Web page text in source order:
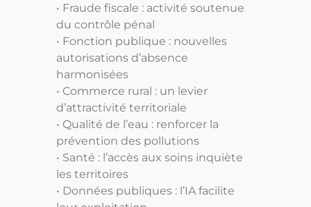
• Fraude fiscale : activité soutenue
du contrôle pénal
• Fonction publique : nouvelles
autorisations d’absence
harmonisées
• Commerce rural : un levier
d’attractivité territoriale
• Qualité de l’eau : renforcer la
prévention des pollutions
• Santé : l’accès aux soins inquiète
les territoires
• Données publiques : l’IA facilite